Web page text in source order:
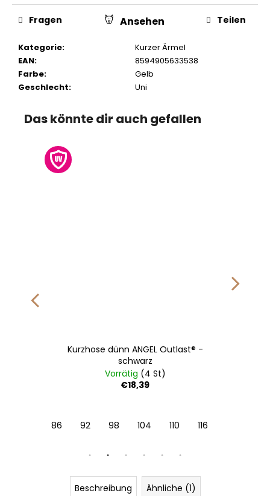
Kategorie:
Kurzer Ärmel
EAN:
8594905633538
Farbe:
Gelb
Geschlecht: Uni
Fragen Ansehen Teilen
Das könnte dir auch gefallen
128
Kurzhose dünn ANGEL Outlast® -
schwarz
Vorrätig (4 St)
€18,39
86 92 98 104 110 116
Beschreibung
Ähnliche (1)